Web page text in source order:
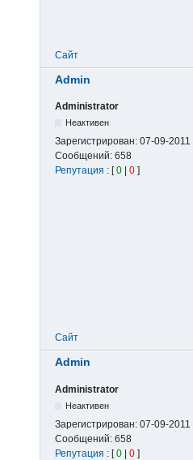
Сайт
Admin
Administrator
Неактивен
Зарегистрирован: 07-09-2011
Сообщений: 658
Репутация : [0 0 ]
Сайт
Admin
Administrator
Неактивен
Зарегистрирован: 07-09-2011
Сообщений: 658
Репутация : [0 | 0 ]